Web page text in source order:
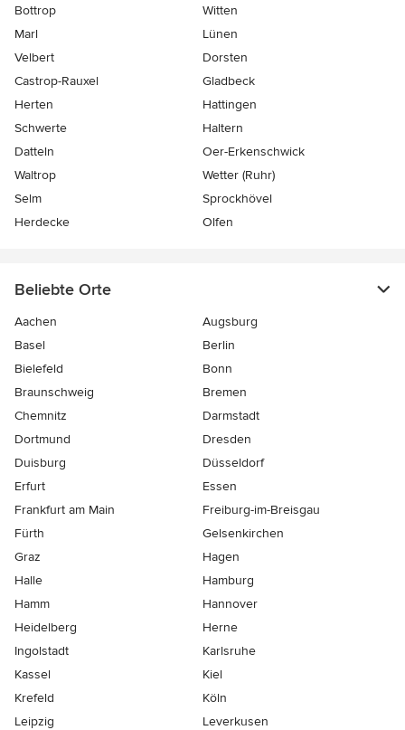
Bottrop
Witten
Marl
Lünen
Velbert
Dorsten
Castrop-Rauxel
Gladbeck
Herten
Hattingen
Schwerte
Haltern
Datteln
Oer-Erkenschwick
Waltrop
Wetter (Ruhr)
Selm
Sprockhövel
Herdecke
Olfen
Beliebte Orte
Aachen
Augsburg
Basel
Berlin
Bielefeld
Bonn
Braunschweig
Bremen
Chemnitz
Darmstadt
Dortmund
Dresden
Duisburg
Düsseldorf
Erfurt
Essen
Frankfurt am Main
Freiburg-im-Breisgau
Fürth
Gelsenkirchen
Graz
Hagen
Halle
Hamburg
Hamm
Hannover
Heidelberg
Herne
Ingolstadt
Karlsruhe
Kassel
Kiel
Krefeld
Köln
Leipzig
Leverkusen